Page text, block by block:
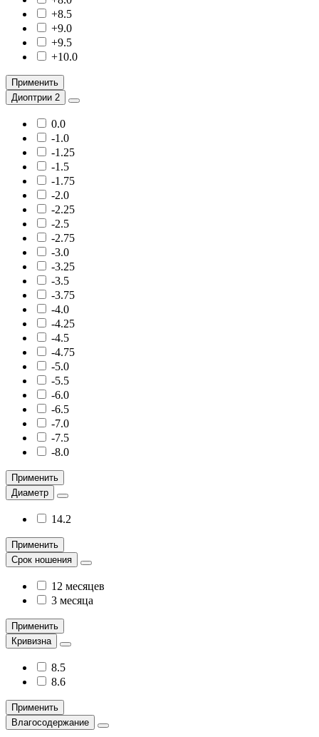
+8.5
+9.0
+9.5
+10.0
Применить
Диоптрии 2
0.0
-1.0
-1.25
-1.5
-1.75
-2.0
-2.25
-2.5
-2.75
-3.0
-3.25
-3.5
-3.75
-4.0
-4.25
-4.5
-4.75
-5.0
-5.5
-6.0
-6.5
-7.0
-7.5
-8.0
Применить
Диаметр
14.2
Применить
Срок ношения
12 месяцев
3 месяца
Применить
Кривизна
8.5
8.6
Применить
Влагосодержание